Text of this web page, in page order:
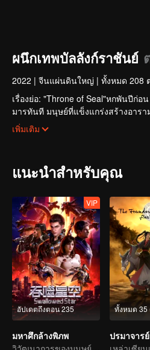
ผนึกเทพบัลลังก์ราชันย์
2022 | จีนแผ่นดินใหญ่ | ทั้งหมด 208
เรื่องย่อ: "Throne of Seal"หกพันปีก่อ
มารทันที มนุษย์ที่แข็งแกร่งสร้างอาร
อารามของหนึ่งในหกอารามศักดิ์สิทธิ์
เพิ่มเติม
แนะนำสำหรับคุณ
อัปเดตถึงตอน 235
VIP
มหาศึกล้างพิภพ
ทั้งหมด 35
ปรมาจาร